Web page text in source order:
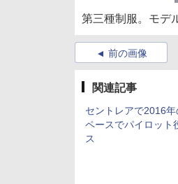
第三種制服。モデ
前の画像
関連記事
セントレアで2016
ペースでパイロット
ス